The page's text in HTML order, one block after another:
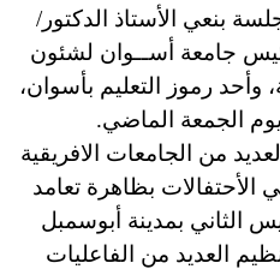
بنعي الأستاذ الدكتور/
جامعة أســوان لشئون
وأحد رموز التعليم بأسوان،
يوم الجمعة الماضي.
من الجامعات الافريقية
بظاهرة تعامد
بمدينة أبوسمبل
العديد من الفاعليات